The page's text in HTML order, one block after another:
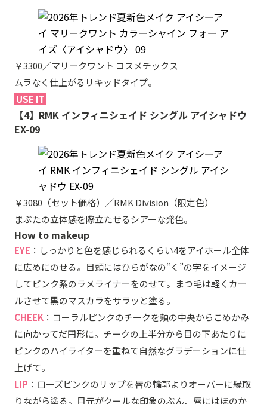
￥3300／マリークワント コスメチックス
ムラなく仕上がるリキッドタイプ。
USE IT
【4】RMK インフィニシェイド シングル アイシャドウ
EX-09
￥3080（セット価格）／RMK Division（限定色）
まぶたの立体感を際立たせるシアーな発色。
How to makeup
EYE ：しっかりと色を感じられるくらい4をアイホール全体
に広めにのせる。目頭にはひらがなの“く”の字をイメージ
してピンク系のラメライナーをのせて。まつ毛は軽くカー
ルさせて黒のマスカラをサラッと塗る。
CHEEK ：コーラルピンクのチークを頬の中央からこめかみ
に向かってだ円形に。チークの上半分から目の下あたりに
ピンクのハイライターを重ねて自然なグラデーションに仕
上げて。
LIP ：ローズピンクのリップを唇の輪郭よりオーバーに縁取
りながら塗る。目元がクールな印象のぶん、唇にはほのか